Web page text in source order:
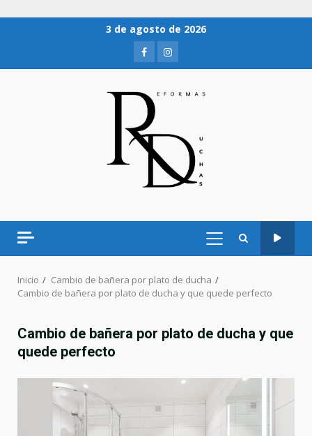
3 de agosto de 2026
Inicio
Cambio de bañera por plato de ducha
Cambio de bañera por plato de ducha y que quede perfecto
Cambio de bañera por plato de ducha y que
quede perfecto